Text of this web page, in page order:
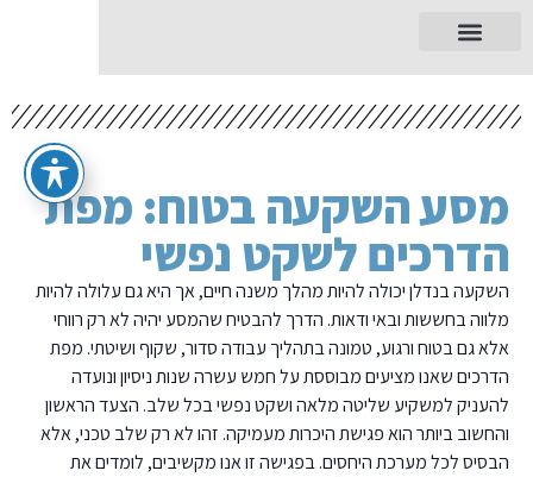
מסע השקעה בטוח: מפת
הדרכים לשקט נפשי
השקעה בנדלן יכולה להיות מהלך משנה חיים, אך היא גם עלולה להיות
מלווה בחששות ובאי ודאות. הדרך להבטיח שהמסע יהיה לא רק רווחי
אלא גם בטוח ורגוע, טמונה בתהליך עבודה סדור, שקוף ושיטתי. מפת
הדרכים שאנו מציעים מבוססת על חמש עשרה שנות ניסיון ונועדה
להעניק למשקיע שליטה מלאה ושקט נפשי בכל שלב. הצעד הראשון
והחשוב ביותר הוא פגישת היכרות מעמיקה. זהו לא רק שלב טכני, אלא
הבסיס לכל מערכת היחסים. בפגישה זו אנו מקשיבים, לומדים את